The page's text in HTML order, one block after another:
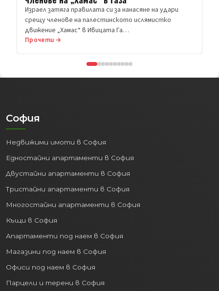
Прочети →
София
Недвижими имоти в София
Едностайни апартаменти в София
Двустайни апартаменти в София
Тристайни апартаменти в София
Многостайни апартаменти в София
Къщи в София
Апартаменти под наем в София
Магазини под наем в София
Офиси под наем в София
Парцели и терени в София